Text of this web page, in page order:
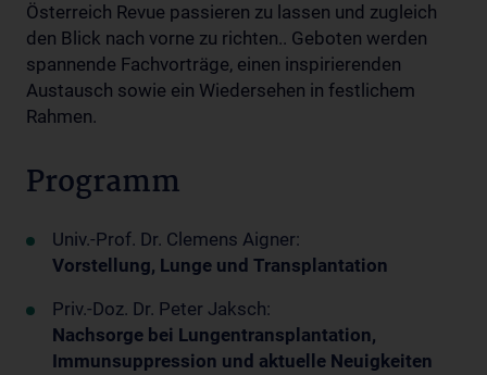
Österreich Revue passieren zu lassen und zugleich
den Blick nach vorne zu richten.. Geboten werden
spannende Fachvorträge, einen inspirierenden
Austausch sowie ein Wiedersehen in festlichem
Rahmen.
Programm
Univ.-Prof. Dr. Clemens Aigner:
Vorstellung, Lunge und Transplantation
Priv.-Doz. Dr. Peter Jaksch:
Nachsorge bei Lungentransplantation,
Immunsuppression und aktuelle Neuigkeiten